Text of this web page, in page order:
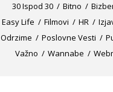
30 Ispod 30 Bitno
Easy Life
Filmovi HR
Odrzime
Poslovne Vesti
Važno
Wannabe